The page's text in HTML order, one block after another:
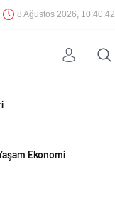
8 Ağustos 2026, 10:40:42
Ekonomi